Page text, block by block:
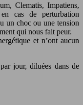
Clematis, Impatiens,
cas de perturbation
un choc ou une tension
qui nous fait peur.
et n’ont aucun
jour, diluées dans de